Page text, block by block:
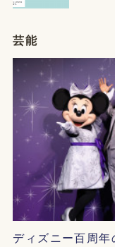
芸能
ディズニー百周